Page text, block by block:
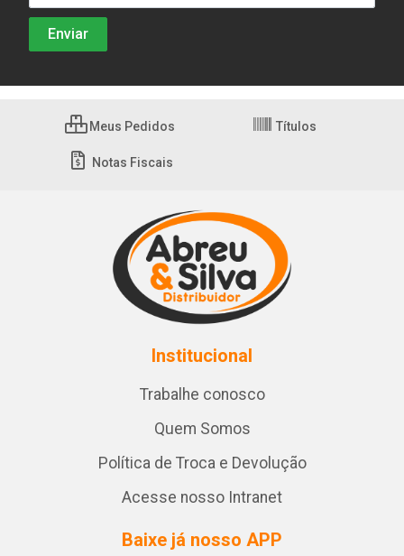
Meus Pedidos Títulos
Notas Fiscais
Institucional
Trabalhe conosco
Quem Somos
Política de Troca e Devolução
Acesse nosso Intranet
Baixe já nosso APP